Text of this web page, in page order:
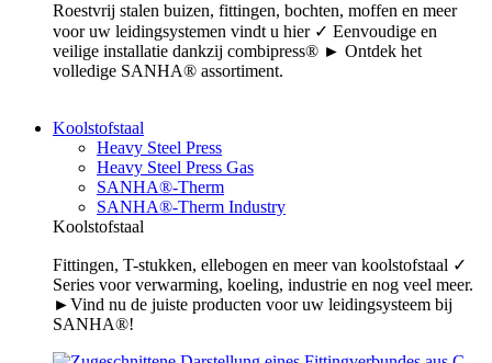
Roestvrij stalen buizen, fittingen, bochten, moffen en meer
voor uw leidingsystemen vindt u hier ✓ Eenvoudige en
veilige installatie dankzij combipress® ► Ontdek het
volledige SANHA® assortiment.
Koolstofstaal
Heavy Steel Press
Heavy Steel Press Gas
SANHA®-Therm
SANHA®-Therm Industry
Koolstofstaal
Fittingen, T-stukken, ellebogen en meer van koolstofstaal ✓
Series voor verwarming, koeling, industrie en nog veel meer.
►Vind nu de juiste producten voor uw leidingsysteem bij
SANHA®!